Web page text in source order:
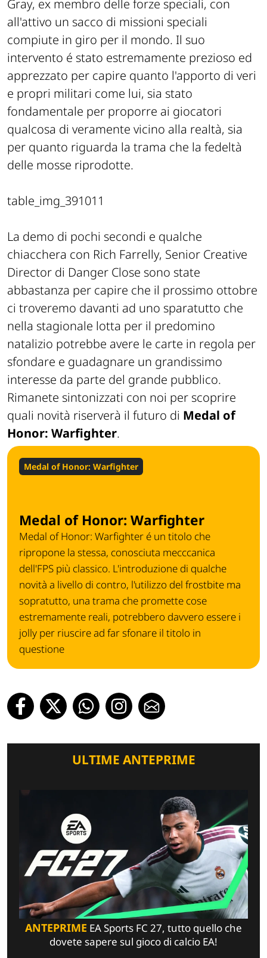
Gray, ex membro delle forze speciali, con
all'attivo un sacco di missioni speciali
compiute in giro per il mondo. Il suo
intervento é stato estremamente prezioso ed
apprezzato per capire quanto l'apporto di veri
e propri militari come lui, sia stato
fondamentale per proporre ai giocatori
qualcosa di veramente vicino alla realtà, sia
per quanto riguarda la trama che la fedeltà
delle mosse riprodotte.
table_img_391011
La demo di pochi secondi e qualche
chiacchera con Rich Farrelly, Senior Creative
Director di Danger Close sono state
abbastanza per capire che il prossimo ottobre
ci troveremo davanti ad uno sparatutto che
nella stagionale lotta per il predomino
natalizio potrebbe avere le carte in regola per
sfondare e guadagnare un grandissimo
interesse da parte del grande pubblico.
Rimanete sintonizzati con noi per scoprire
quali novità riserverà il futuro di Medal of
Honor: Warfighter.
Medal of Honor: Warfighter
Medal of Honor: Warfighter
Medal of Honor: Warfighter é un titolo che
ripropone la stessa, conosciuta mecccanica
dell'FPS più classico. L'introduzione di qualche
novità a livello di contro, l'utilizzo del frostbite ma
sopratutto, una trama che promette cose
estremamente reali, potrebbero davvero essere i
jolly per riuscire ad far sfonare il titolo in
questione
ULTIME ANTEPRIME
ANTEPRIME EA Sports FC 27, tutto quello che
dovete sapere sul gioco di calcio EA!